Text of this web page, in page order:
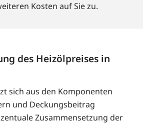
Kosten auf Sie zu.
des Heizölpreises in
sich aus den Komponenten
und Deckungsbeitrag
Zusammensetzung der